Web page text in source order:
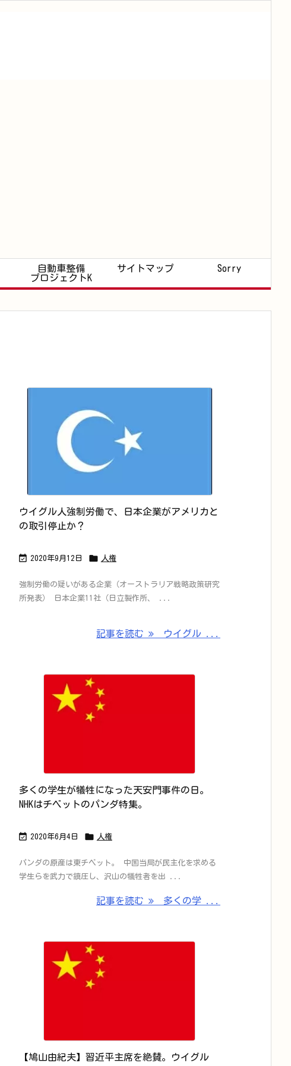
自動車整備
プロジェクトK
サイトマップ Sorry
ウイグル人強制労働で、日本企業がアメリカと
の取引停止か？
 2020年9月12日  人権
強制労働の疑いがある企業（オーストラリア戦略政策研究
所発表） 日本企業11社（日立製作所、 ...
記事を読む ウイグル ...
多くの学生が犠牲になった天安門事件の日。
NHKはチベットのパンダ特集。
 2020年6月4日  人権
パンダの原産は東チベット。 中国当局が民主化を求める
学生らを武力で鎮圧し、沢山の犠牲者を出 ...
記事を読む 多くの学 ...
【鳩山由紀夫】習近平主席を絶賛。ウイグル